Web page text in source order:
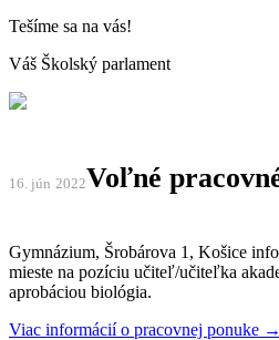
Tešíme sa na vás!
Váš Školský parlament
16. jún 2022Voľné
Gymnázium, Šrobárova 1, Košice
mieste na pozíciu učiteľ/učiteľka
aprobáciou biológia.
Viac informácií o pracovnej ponuke →